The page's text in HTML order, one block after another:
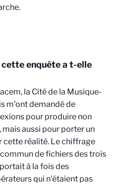
cette enquête a t-elle
la Cité de la Musique-
m’ont demandé de
pour produire non
aussi pour porter un
cette réalité. Le chiffrage
de fichiers des trois
à la fois des
qui n’étaient pas